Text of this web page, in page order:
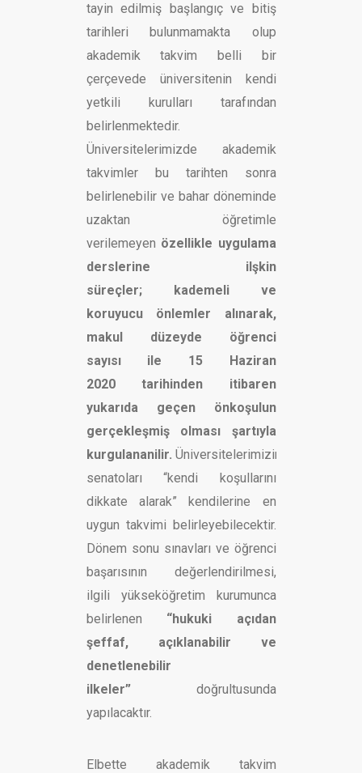
tayin edilmiş başlangıç ve bitiş
tarihleri bulunmamakta olup
akademik takvim belli bir
çerçevede üniversitenin kendi
yetkili kurulları tarafından
belirlenmektedir.
Üniversitelerimizde akademik
takvimler bu tarihten sonra
belirlenebilir ve bahar döneminde
uzaktan öğretimle
verilemeyen özellikle uygulama
derslerine ilşkin
süreçler;
kademeli ve
koruyucu önlemler alınarak,
makul düzeyde öğrenci
sayısı ile 15 Haziran
2020 tarihinden itibaren
yukarıda geçen önkoşulun
gerçekleşmiş olması şartıyla
kurgulananilir. Üniversitelerimizin
senatoları “kendi koşullarını
dikkate alarak” kendilerine en
uygun takvimi belirleyebilecektir.
Dönem sonu sınavları ve öğrenci
başarısının değerlendirilmesi,
ilgili yükseköğretim kurumunca
belirlenen “hukuki açıdan
şeffaf, açıklanabilir ve
denetlenebilir
ilkeler”doğrultusunda
yapılacaktır.
Elbette akademik takvim